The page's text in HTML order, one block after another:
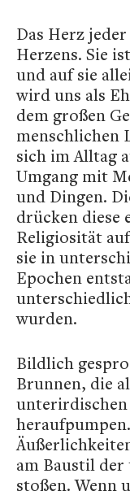
Das Herz
Herzens. Sie
und auf sie
wird uns als
dem großen
menschlichen
sich im Alltag
Umgang mit
und Dingen.
drücken diese
Religiosität
sie in
Epochen
wurden.
Bildlich
Brunnen, die
unterirdischen
am Baustil
stoßen. Wenn